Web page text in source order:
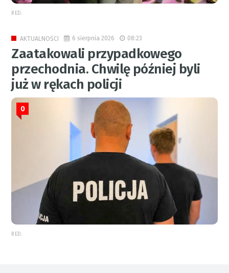
RED.
AKTUALNOŚCI 6 sierpnia 2026 08:23
Zaatakowali przypadkowego
przechodnia. Chwilę później byli
już w rękach policji
0
RED.